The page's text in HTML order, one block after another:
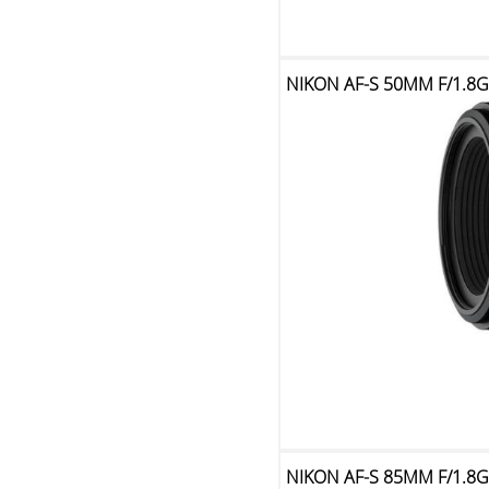
NIKON AF-S 50MM F/1.8G
NIKON AF-S 85MM F/1.8G